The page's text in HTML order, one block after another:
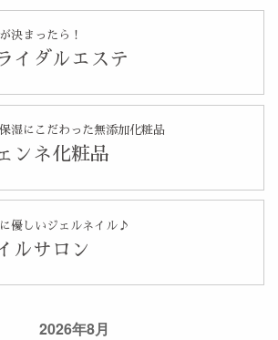
2026年8月
決まったら！
イダルエステ
湿にこだわった無添加化粧品
ンネ化粧品
優しいジェルネイル♪
ルサロン